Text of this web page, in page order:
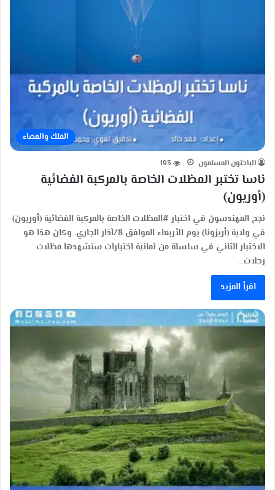
الفلك والفضاء
الباحثون المسلمون 193
ناسا تختبر المظلات الخاصة بالمركبة الفضائية
(أوريون)
نجح المهندسون في اختبار #المظلات الخاصة بالمركبة الفضائية (أوريون)
في ولاية (أريزونا) يوم الأربعاء الموافق 8/آذار الجاري. وكان هذا هو
الاختبار الثاني في سلسلة من ثمانية اختبارات ستشهدها مظلات
رحلات…
اقرأ المزيد